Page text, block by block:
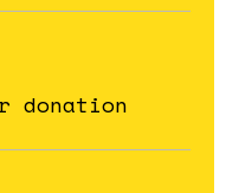
donation